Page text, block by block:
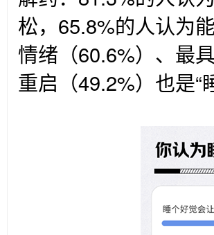
松，65.8%的人认为
情绪（60.6%）、最
重启（49.2%）也是“